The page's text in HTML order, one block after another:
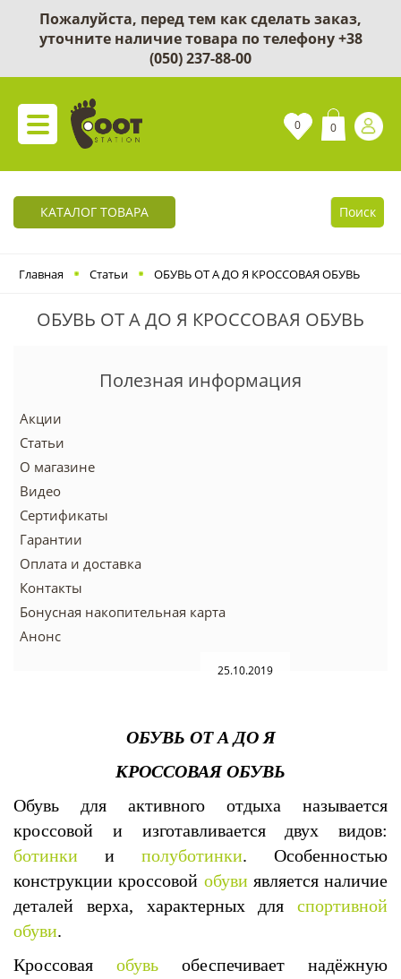
Пожалуйста, перед тем как сделать заказ,
уточните наличие товара по телефону+38
(050) 237-88-00
0 0
КАТАЛОГ ТОВАРА Поиск
Главная Статьи ОБУВЬ ОТ А ДО Я КРОССОВАЯ ОБУВЬ
ОБУВЬ ОТ А ДО Я КРОССОВАЯ ОБУВЬ
Полезная информация
Акции
Статьи
О магазине
Видео
Сертификаты
Гарантии
Оплата и доставка
Контакты
Бонусная накопительная карта
Анонс
25.10.2019
ОБУВЬ ОТ А ДО Я
КРОССОВАЯ ОБУВЬ
Обувь для активного отдыха называется
кроссовой и изготавливается двух видов:
ботинки и полуботинки. Особенностью
конструкции кроссовой обувиявляется наличие
деталей верха, характерных для спортивной
обуви.
Кроссовая обувь обеспечивает надёжную